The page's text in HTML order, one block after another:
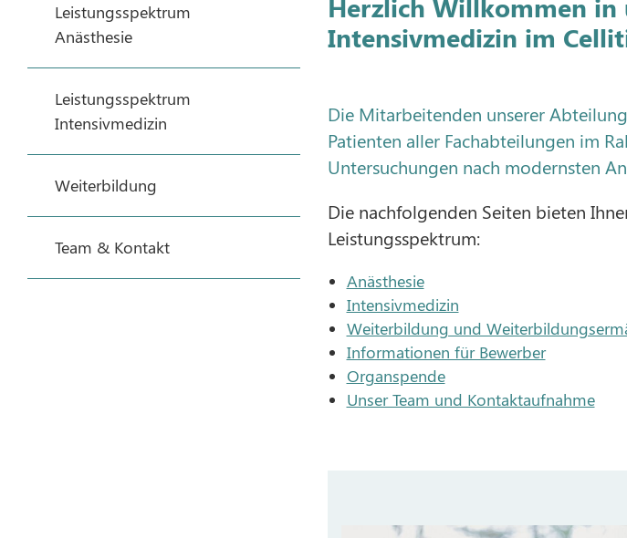
Leistungsspektrum
Anästhesie
Leistungsspektrum
Intensivmedizin
Weiterbildung
Team & Kontakt
Herzlich Willkommen
Intensivmedizin im
Die Mitarbeitenden unserer
Patienten aller Fachabteilungen im
Untersuchungen nach modernsten
Die nachfolgenden Seiten bieten
Leistungsspektrum:
Anästhesie
Intensivmedizin
Weiterbildung und
Informationen für Bewerber
Organspende
Unser Team und Kontaktaufnahme